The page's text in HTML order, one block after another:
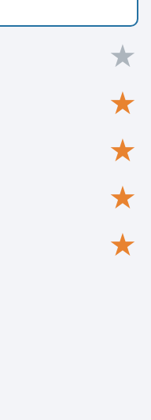
★
★
★
★
★